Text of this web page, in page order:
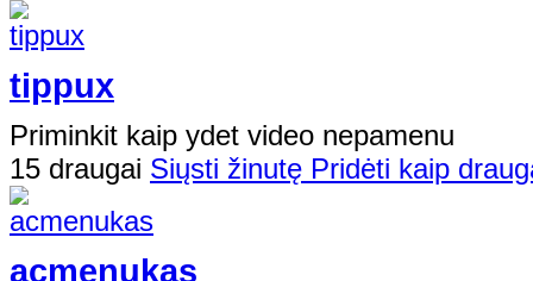
tippux
Priminkit kaip ydet video nepamenu
15 draugai Siųsti žinutę Pridėti kaip
acmenukas